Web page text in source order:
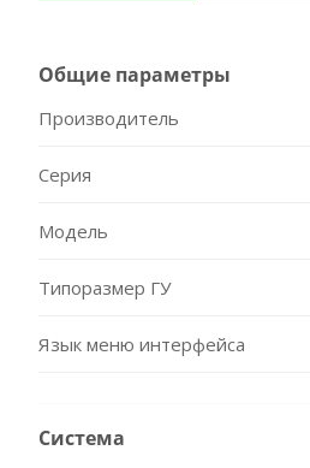
Общие параметры
Производитель
Серия
Модель
Типоразмер ГУ
Язык меню интерфейса
Система